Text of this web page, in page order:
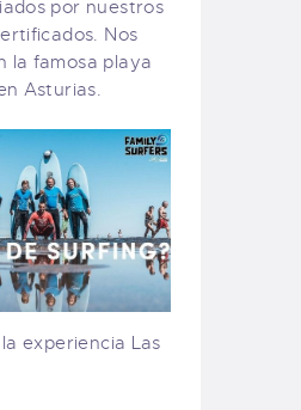
por nuestros
Nos
la famosa playa
Asturias.
la experiencia Las